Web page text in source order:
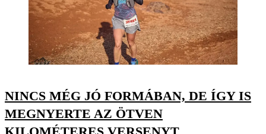
NINCS MÉG JÓ FORMÁBAN, DE ÍGY IS
MEGNYERTE AZ ÖTVEN